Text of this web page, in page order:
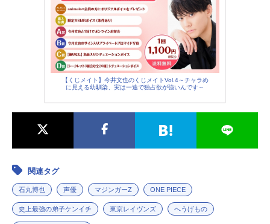
【くじメイト】今井文也のくじメイトVol.4～チャラめ
に見える幼馴染、実は一途で独占欲が強いんです～
関連タグ
石丸博也 声優 マジンガーZ ONE PIECE
史上最強の弟子ケンイチ 東京レイヴンズ へうげもの